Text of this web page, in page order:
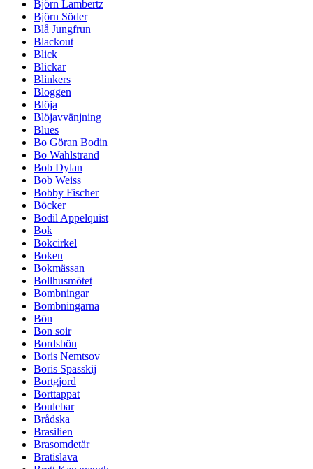
Björn Lambertz
Björn Söder
Blå Jungfrun
Blackout
Blick
Blickar
Blinkers
Bloggen
Blöja
Blöjavvänjning
Blues
Bo Göran Bodin
Bo Wahlstrand
Bob Dylan
Bob Weiss
Bobby Fischer
Böcker
Bodil Appelquist
Bok
Bokcirkel
Boken
Bokmässan
Bollhusmötet
Bombningar
Bombningarna
Bön
Bon soir
Bordsbön
Boris Nemtsov
Boris Spasskij
Bortgjord
Borttappat
Boulebar
Brådska
Brasilien
Brasomdetär
Bratislava